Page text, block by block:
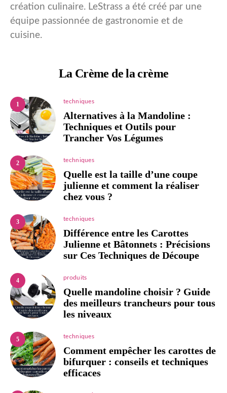
création culinaire. LeStrass a été créé par une
équipe passionnée de gastronomie et de
cuisine.
La Crème de la crème
1 techniques
Alternatives à la Mandoline :
Techniques et Outils pour
Trancher Vos Légumes
2 techniques
Quelle est la taille d’une coupe
julienne et comment la réaliser
chez vous ?
3 techniques
Différence entre les Carottes
Julienne et Bâtonnets : Précisions
sur Ces Techniques de Découpe
4 produits
Quelle mandoline choisir ? Guide
des meilleurs trancheurs pour tous
les niveaux
5 techniques
Comment empêcher les carottes de
bifurquer : conseils et techniques
efficaces